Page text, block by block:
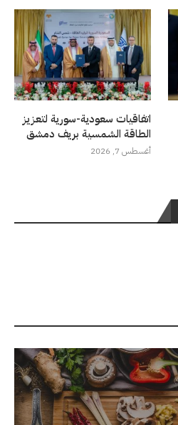
اتفاقيات سعودية-سورية لتعزيز
الطاقة الشمسية بريف دمشق
أغسطس 7, 2026